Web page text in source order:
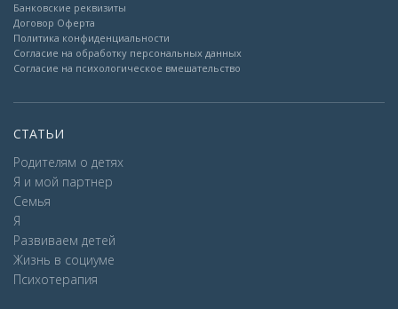
Банковские реквизиты
Договор Оферта
Политика конфиденциальности
Согласие на обработку персональных данных
Согласие на психологическое вмешательство
СТАТЬИ
Родителям о детях
Я и мой партнер
Семья
Я
Развиваем детей
Жизнь в социуме
Психотерапия